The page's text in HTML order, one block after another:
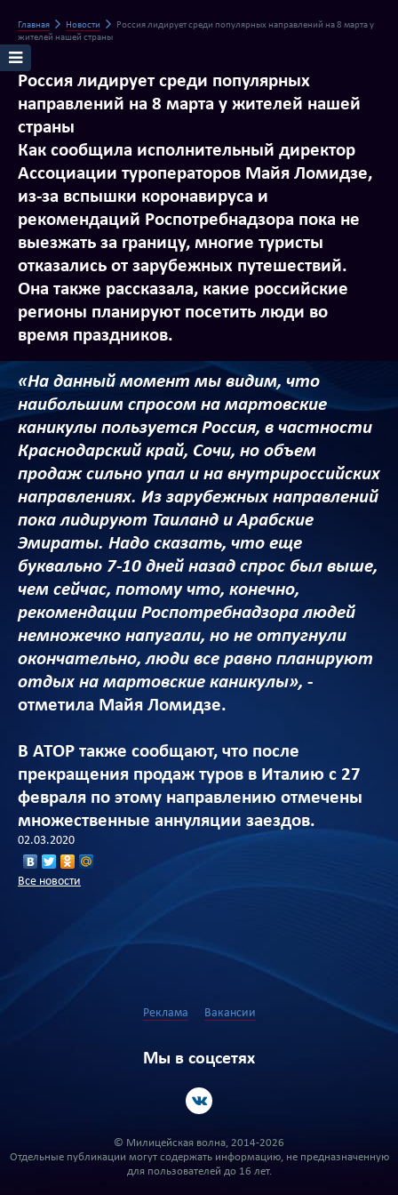
Главная Новости
Россия лидирует среди популярных направлений на 8 марта у
жителей нашей страны
Россия лидирует среди популярных
направлений на 8 марта у жителей нашей
страны
Как сообщила исполнительный директор
Ассоциации туроператоров Майя Ломидзе,
из-за вспышки коронавируса и
рекомендаций Роспотребнадзора пока не
выезжать за границу, многие туристы
отказались от зарубежных путешествий.
Она также рассказала, какие российские
регионы планируют посетить люди во
время праздников.
«На данный момент мы видим, что
наибольшим спросом на мартовские
каникулы пользуется Россия, в частности
Краснодарский край, Сочи, но объем
продаж сильно упал и на внутрироссийских
направлениях. Из зарубежных направлений
пока лидируют Таиланд и Арабские
Эмираты. Надо сказать, что еще
буквально 7-10 дней назад спрос был выше,
чем сейчас, потому что, конечно,
рекомендации Роспотребнадзора людей
немножечко напугали, но не отпугнули
окончательно, люди все равно планируют
отдых на мартовские каникулы», -
отметила Майя Ломидзе.
В АТОР также сообщают, что после
прекращения продаж туров в Италию с 27
февраля по этому направлению отмечены
множественные аннуляции заездов.
02.03.2020
Все новости
Реклама Вакансии
Мы в соцсетях
© Милицейская волна, 2014-2026
Отдельные публикации могут содержать информацию, не предназначенную
для пользователей до 16 лет.